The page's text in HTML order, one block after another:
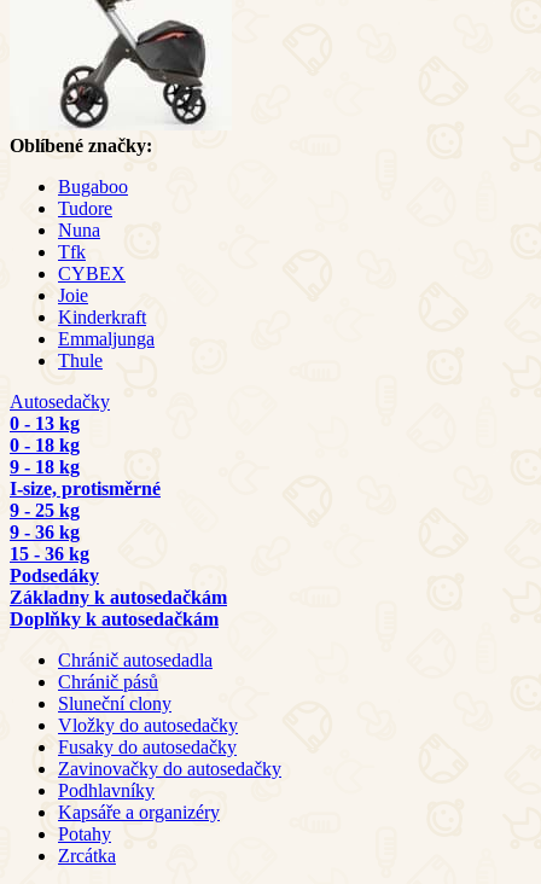
Oblíbené značky:
Bugaboo
Tudore
Nuna
Tfk
CYBEX
Joie
Kinderkraft
Emmaljunga
Thule
Autosedačky
0 - 13 kg
0 - 18 kg
9 - 18 kg
I-size, protisměrné
9 - 25 kg
9 - 36 kg
15 - 36 kg
Podsedáky
Základny k autosedačkám
Doplňky k autosedačkám
Chránič autosedadla
Chránič pásů
Sluneční clony
Vložky do autosedačky
Fusaky do autosedačky
Zavinovačky do autosedačky
Podhlavníky
Kapsáře a organizéry
Potahy
Zrcátka